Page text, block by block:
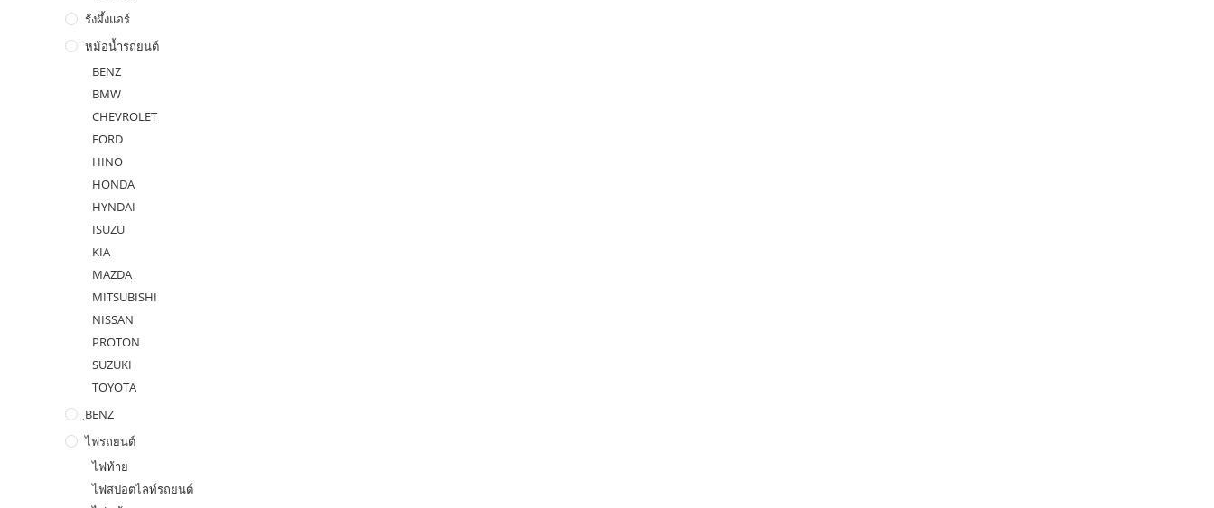
รังผึ้งแอร์
หม้อน้ำรถยนต์
BENZ
BMW
CHEVROLET
FORD
HINO
HONDA
HYNDAI
ISUZU
KIA
MAZDA
MITSUBISHI
NISSAN
PROTON
SUZUKI
TOYOTA
ฺBENZ
ไฟรถยนต์
ไฟท้าย
ไฟสปอตไลท์รถยนต์